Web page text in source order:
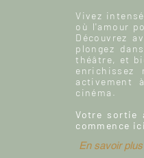
Vivez
où l'amour
Découvrez
plongez
théâtre, et
enrichissez
activement
cinéma.
Votre sortie
commence
En savoir plus